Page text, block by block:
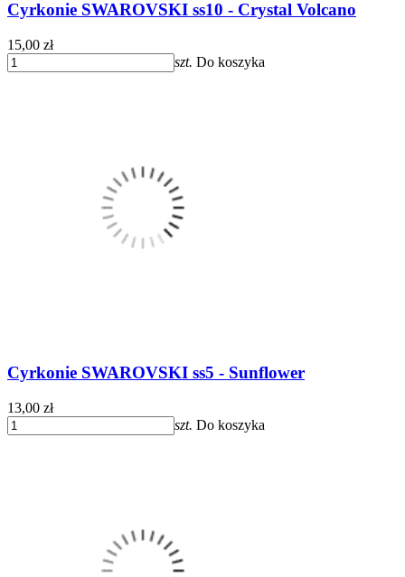
Cyrkonie SWAROVSKI ss10 - Crystal Volcano
15,00 zł
szt. Do koszyka
Cyrkonie SWAROVSKI ss5 - Sunflower
13,00 zł
szt. Do koszyka